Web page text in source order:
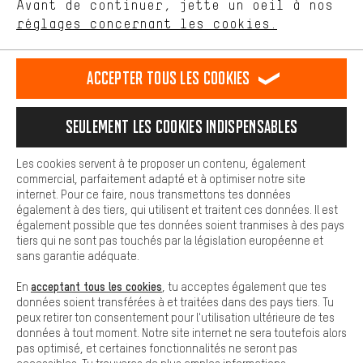
français english
EN Deutsch español
RÉSILIER LE CONTRAT Communauté d'Aix-la-Chapelle
Programme d'affiliation Mentions Légales Protection des données
Conditions générales de vente Plateforme d'Alerte
Reprise des batteries Corepile Paramètres de cookies
Modifier le contraste
Tous les prix s'entendent en euros (MwSt hors) plus les
frais de portpour la livraison versÉtats-Unis.
Avant de continuer, jette un oeil à nos
réglages concernant les cookies.
Plus de confort
est plus confortable. Avec les cookies de confort, nous
Nous pouvons ainsi mettre à ta disposition d'autres contenus et
informations utiles. De plus, tu as la possibilité d'utiliser des
facilement les bons produits. Par exemple, nous proposons une
facilement aux questions.
Cookies de base
Les cookies de base garantissent que tu puisses utiliser les
fonctions de notre site web.
Accepter tous les cookies
Seulement les cookies indispensables
Les cookies servent à te proposer un contenu, également
commercial, parfaitement adapté et à optimiser notre site
internet. Pour ce faire, nous transmettons tes données
également à des tiers, qui utilisent et traitent ces données. Il est
également possible que tes données soient tranmises à des pays
tiers qui ne sont pas touchés par la législation européenne et
sans garantie adéquate.
En acceptant tous les cookies , tu acceptes également que tes
données soient transférées à et traitées dans des pays tiers. Tu
peux retirer ton consentement pour l'utilisation ultérieure de tes
données à tout moment. Notre site internet ne sera toutefois alors
pas optimisé, et certaines fonctionnalités ne seront pas